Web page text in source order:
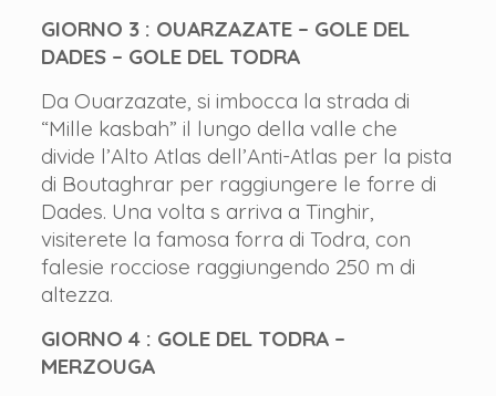
GIORNO 3 : OUARZAZATE – GOLE DEL
DADES – GOLE DEL TODRA
Da Ouarzazate, si imbocca la strada di
“Mille kasbah” il lungo della valle che
divide l’Alto Atlas dell’Anti-Atlas per la pista
di Boutaghrar per raggiungere le forre di
Dades. Una volta s arriva a Tinghir,
visiterete la famosa forra di Todra, con
falesie rocciose raggiungendo 250 m di
altezza.
GIORNO 4 : GOLE DEL TODRA –
MERZOUGA